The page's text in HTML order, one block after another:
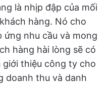
là nhịp đập của mối
hàng. Nó cho
nhu cầu và mong
hàng hài lòng sẽ có
thiệu công ty cho
doanh thu và danh